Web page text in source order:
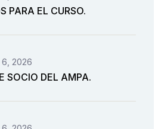
PARA EL CURSO.
6, 2026
SOCIO DEL AMPA.